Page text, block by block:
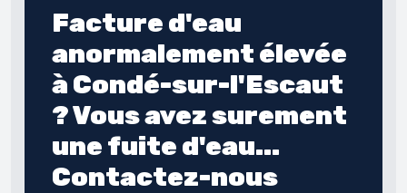
Facture d'eau
anormalement élevée
à Condé-sur-l'Escaut
? Vous avez surement
une fuite d'eau...
Contactez-nous